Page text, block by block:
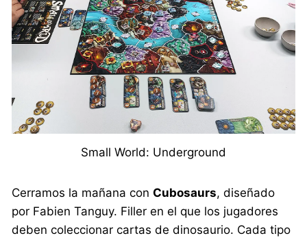
Small World: Underground
Cerramos la mañana conCubosaurs, diseñado
por Fabien Tanguy. Filler en el que los jugadores
deben coleccionar cartas de dinosaurio. Cada tipo